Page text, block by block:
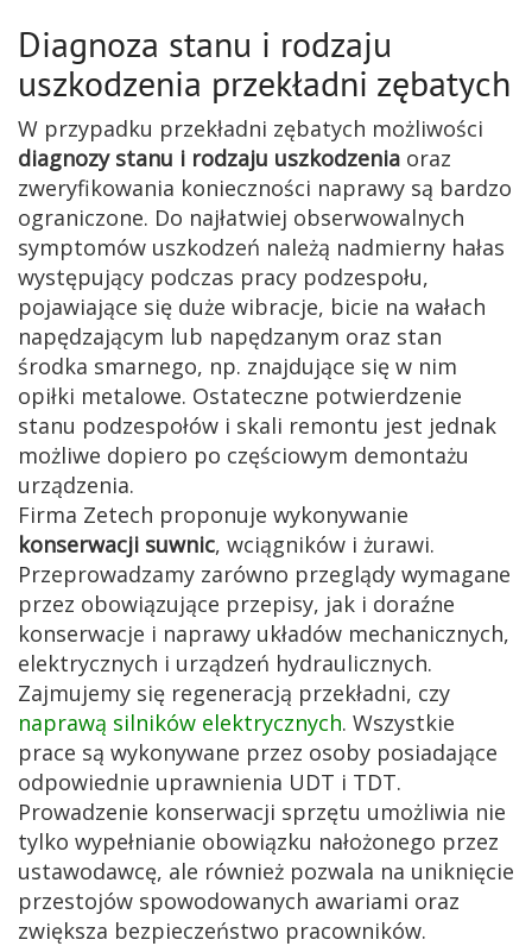
Diagnoza stanu i rodzaju
uszkodzenia przekładni zębatych
W przypadku przekładni zębatych możliwości
diagnozy stanu i rodzaju uszkodzenia oraz
zweryfikowania konieczności naprawy są bardzo
ograniczone. Do najłatwiej obserwowalnych
symptomów uszkodzeń należą nadmierny hałas
występujący podczas pracy podzespołu,
pojawiające się duże wibracje, bicie na wałach
napędzającym lub napędzanym oraz stan
środka smarnego, np. znajdujące się w nim
opiłki metalowe. Ostateczne potwierdzenie
stanu podzespołów i skali remontu jest jednak
możliwe dopiero po częściowym demontażu
urządzenia.
Firma Zetech proponuje wykonywanie
konserwacji suwnic, wciągników i żurawi.
Przeprowadzamy zarówno przeglądy wymagane
przez obowiązujące przepisy, jak i doraźne
konserwacje i naprawy układów mechanicznych,
elektrycznych i urządzeń hydraulicznych.
Zajmujemy się regeneracją przekładni, czy
naprawą silników elektrycznych. Wszystkie
prace są wykonywane przez osoby posiadające
odpowiednie uprawnienia UDT i TDT.
Prowadzenie konserwacji sprzętu umożliwia nie
tylko wypełnianie obowiązku nałożonego przez
ustawodawcę, ale również pozwala na uniknięcie
przestojów spowodowanych awariami oraz
zwiększa bezpieczeństwo pracowników.